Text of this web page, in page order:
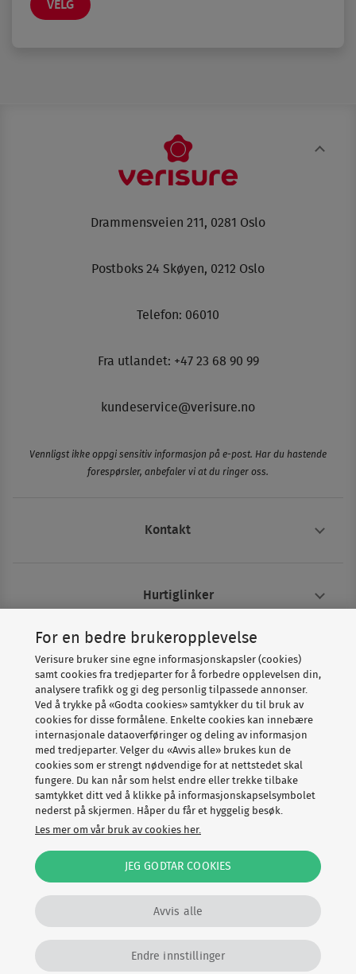
VELG
Drammensveien 211, 0281 Oslo
Postboks 24 Skøyen, 0212 Oslo
Telefon: 06010
Fra utlandet: +47 23 68 90 99
kundeservice@verisure.no
Vennligst ikke oppgi sensitiv informasjon på e-post. Har du hastende
forespørsler, anbefaler vi at du ringer oss.
Kontakt
Hurtiglinker
Om Verisure
Copyright © Verisure 2026
Cookies Personvernerklæring
Vilkår, angrerett og klage Speak Up
For en bedre brukeropplevelse
Verisure bruker sine egne informasjonskapsler (cookies)
samt cookies fra tredjeparter for å forbedre opplevelsen din,
analysere trafikk og gi deg personlig tilpassede annonser.
Ved å trykke på «Godta cookies» samtykker du til bruk av
cookies for disse formålene. Enkelte cookies kan innebære
internasjonale dataoverføringer og deling av informasjon
med tredjeparter. Velger du «Avvis alle» brukes kun de
cookies som er strengt nødvendige for at nettstedet skal
fungere. Du kan når som helst endre eller trekke tilbake
samtykket ditt ved å klikke på informasjonskapselsymbolet
nederst på skjermen. Håper du får et hyggelig besøk.
Les mer om vår bruk av cookies her.
Endre innstillinger
Avvis alle
JEG GODTAR COOKIES